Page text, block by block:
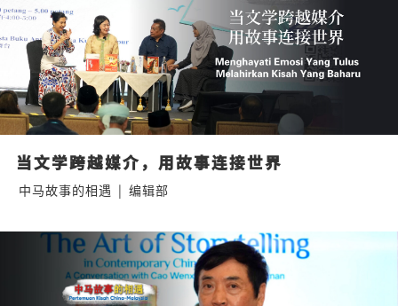
当文学跨越媒介，用故事连接世界
中马故事的相遇 | 编辑部